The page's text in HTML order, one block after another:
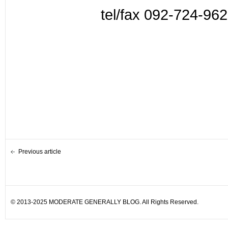
tel/fax 092-724-
Previous article
© 2013-2025 MODERATE GENERALLY BLOG. All Rights Reserved.